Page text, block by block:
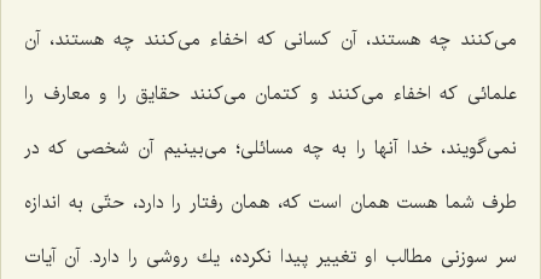
می‌كنند چه هستند، آن كسانی كه اخفاء می‌كنند چه هستند، آن
علمائی كه اخفاء می‌كنند و كتمان می‌كنند حقایق را و معارف را
نمی‌گویند، خدا آنها را به چه مسائلی؛ می‌بینیم آن شخصی كه در
طرف شما هست همان است كه، همان رفتار را دارد، حتّی به اندازه
سر سوزنی مطالب او تغییر پیدا نكرده، یك روشی را دارد. آن آیات